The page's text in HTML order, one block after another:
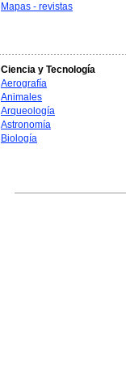
Mapas - revistas
Ciencia y Tecnología
Aerografía
Animales
Arqueología
Astronomía
Biología